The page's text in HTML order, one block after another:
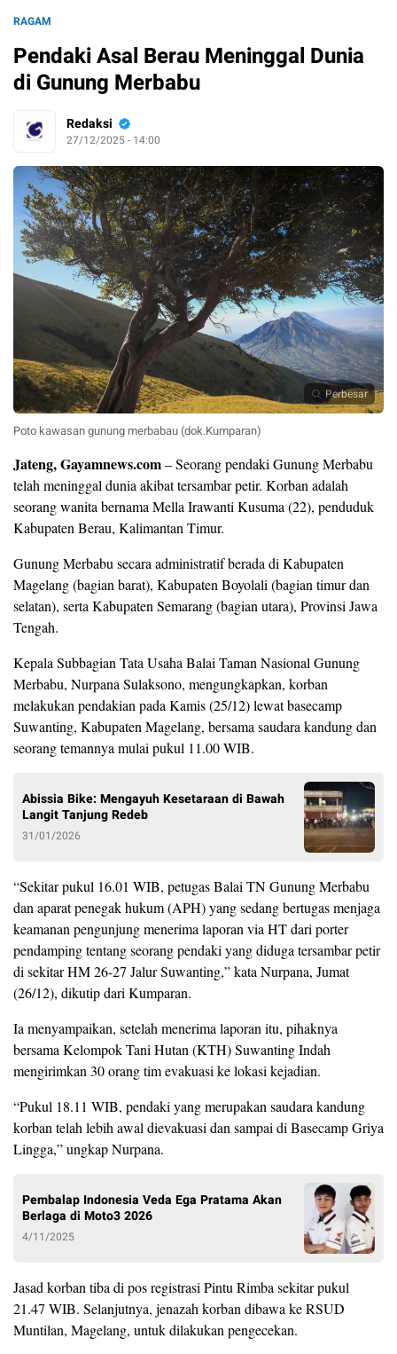
RAGAM
Pendaki Asal Berau Meninggal Dunia
di Gunung Merbabu
Redaksi
27/12/2025 - 14:00
Perbesar
Poto kawasan gunung merbabau (dok.Kumparan)
Jateng, Gayamnews.com– Seorang pendaki Gunung Merbabu
telah meninggal dunia akibat tersambar petir. Korban adalah
seorang wanita bernama Mella Irawanti Kusuma (22), penduduk
Kabupaten Berau, Kalimantan Timur.
Gunung Merbabu secara administratif berada di Kabupaten
Magelang (bagian barat), Kabupaten Boyolali (bagian timur dan
selatan), serta Kabupaten Semarang (bagian utara), Provinsi Jawa
Tengah.
Kepala Subbagian Tata Usaha Balai Taman Nasional Gunung
Merbabu, Nurpana Sulaksono, mengungkapkan, korban
melakukan pendakian pada Kamis (25/12) lewat basecamp
Suwanting, Kabupaten Magelang, bersama saudara kandung dan
seorang temannya mulai pukul 11.00 WIB.
Abissia Bike: Mengayuh Kesetaraan di Bawah
Langit Tanjung Redeb
31/01/2026
“Sekitar pukul 16.01 WIB, petugas Balai TN Gunung Merbabu
dan aparat penegak hukum (APH) yang sedang bertugas menjaga
keamanan pengunjung menerima laporan via HT dari porter
pendamping tentang seorang pendaki yang diduga tersambar petir
di sekitar HM 26-27 Jalur Suwanting,” kata Nurpana, Jumat
(26/12), dikutip dari Kumparan.
Ia menyampaikan, setelah menerima laporan itu, pihaknya
bersama Kelompok Tani Hutan (KTH) Suwanting Indah
mengirimkan 30 orang tim evakuasi ke lokasi kejadian.
“Pukul 18.11 WIB, pendaki yang merupakan saudara kandung
korban telah lebih awal dievakuasi dan sampai di Basecamp Griya
Lingga,” ungkap Nurpana.
Pembalap Indonesia Veda Ega Pratama Akan
Berlaga di Moto3 2026
4/11/2025
Jasad korban tiba di pos registrasi Pintu Rimba sekitar pukul
21.47 WIB. Selanjutnya, jenazah korban dibawa ke RSUD
Muntilan, Magelang, untuk dilakukan pengecekan.